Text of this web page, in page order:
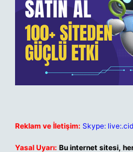
Reklam ve İletişim: Skype:
Yasal Uyarı: Bu internet sitesi,